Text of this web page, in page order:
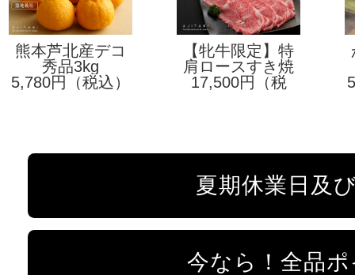
熊本芦北産デコ
ポン【露地栽
培】
秀品3kg
5,780円（税込）
【牝牛限定】特
選神戸ビーフ
肩ロースすき焼
き用500g
17,500円（税
夏期休業日及
今なら！全品